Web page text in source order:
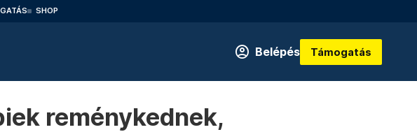
SHOP
Belépés Támogatás
reménykednek,